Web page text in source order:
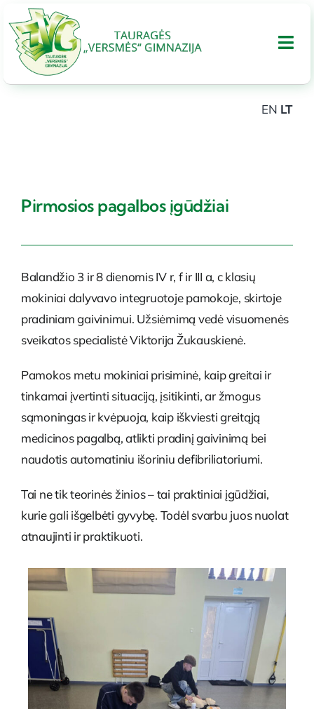
to
content
Tarptautinis bakalaureatas
PARAMA
EN LT
Pirmosios pagalbos įgūdžiai
Balandžio 3 ir 8 dienomis IV r, f ir III a, c klasių
mokiniai dalyvavo integruotoje pamokoje, skirtoje
pradiniam gaivinimui. Užsiėmimą vedė visuomenės
sveikatos specialistė Viktorija Žukauskienė.
Pamokos metu mokiniai prisiminė, kaip greitai ir
tinkamai įvertinti situaciją, įsitikinti, ar žmogus
sąmoningas ir kvėpuoja, kaip iškviesti greitąją
medicinos pagalbą, atlikti pradinį gaivinimą bei
naudotis automatiniu išoriniu defibriliatoriumi.
Tai ne tik teorinės žinios – tai praktiniai įgūdžiai,
kurie gali išgelbėti gyvybę. Todėl svarbu juos nuolat
atnaujinti ir praktikuoti.